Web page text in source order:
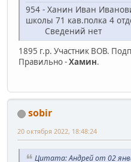
954 - Ханин Иван
школы 71 кав.полка 4
Сведений нет
1895 г.р. Участник ВОВ.
Правильно -Хамин.
sobir
20 октября 2022, 18:48:24
Цитата: Андрей от 02